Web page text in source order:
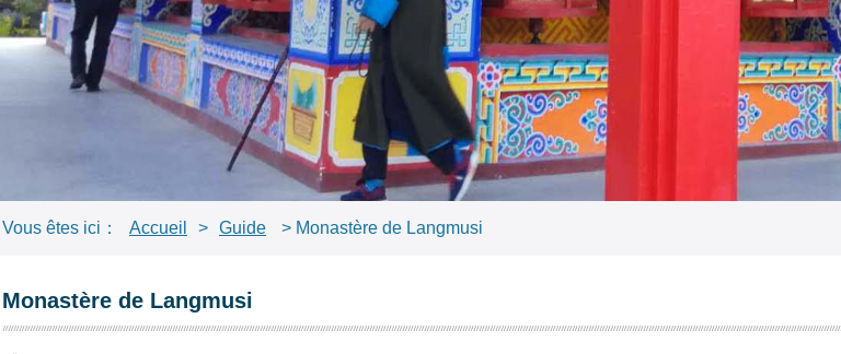
Vous êtes ici： Accueil > Guide > Monastère de Langmusi
Monastère de Langmusi